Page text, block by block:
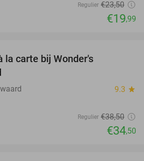
Regulier €23,50
€19,99
la carte bij Wonder's
9.3 star
Regulier €38,50
€34,50